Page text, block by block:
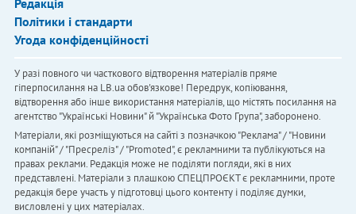
Редакція
Політики і стандарти
Угода конфіденційності
У разі повного чи часткового відтворення матеріалів пряме
гіперпосилання на LB.ua обов'язкове! Передрук, копіювання,
відтворення або інше використання матеріалів, що містять посилання на
агентство "Українськi Новини" й "Українська Фото Група", заборонено.
Матеріали, які розміщуються на сайті з позначкою "Реклама" / "Новини
компаній" / "Пресреліз" / "Promoted", є рекламними та публікуються на
правах реклами. Редакція може не поділяти погляди, які в них
представлені. Матеріали з плашкою СПЕЦПРОЄКТ є рекламними, проте
редакція бере участь у підготовці цього контенту і поділяє думки,
висловлені у цих матеріалах.